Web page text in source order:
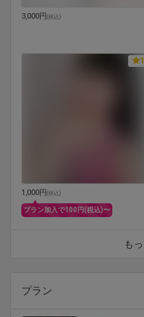
3,000円(税込)
1
1,000円(税込)
プラン加入で100円(税込)〜
も
プラン